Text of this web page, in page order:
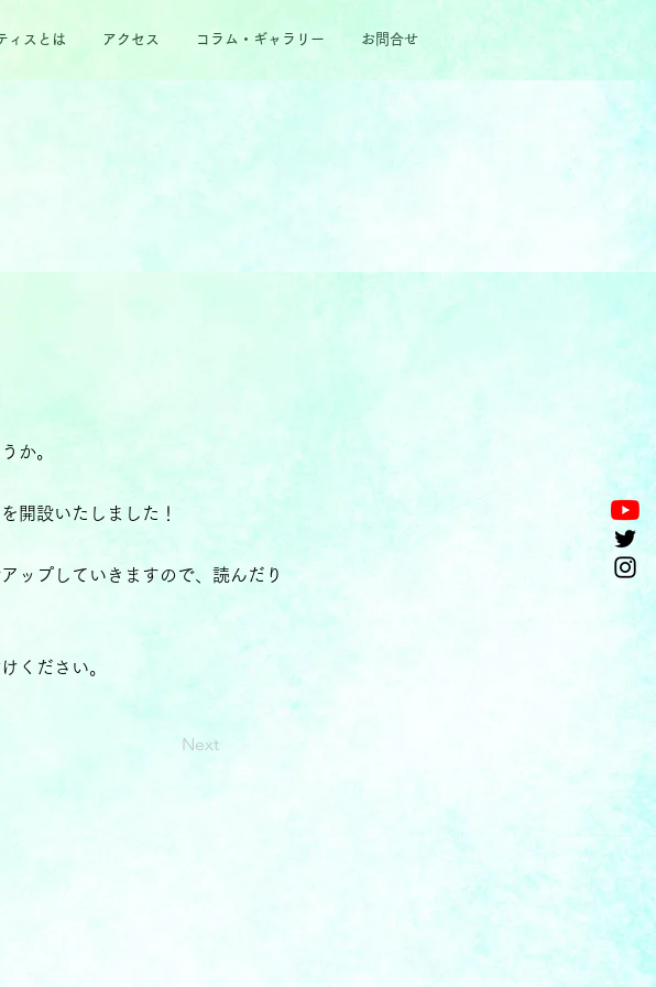
ィスとは アクセス コラム・ギャラリー お問合せ
か。
開設いたしました！
ップしていきますので、読んだり
ください。
Next